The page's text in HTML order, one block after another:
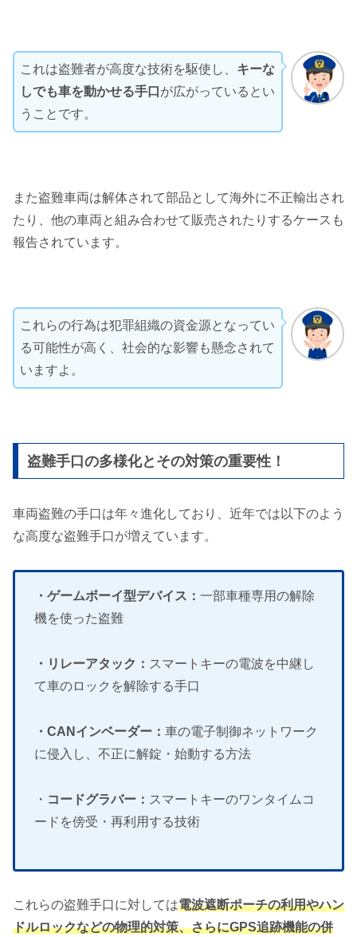
これは盗難者が高度な技術を駆使し、 キーな
しでも車を動かせる手口 が広がっているとい
うことです。
また盗難車両は解体されて部品として海外に不正輸出され
たり、他の車両と組み合わせて販売されたりするケースも
報告されています。
これらの行為は犯罪組織の資金源となってい
る可能性が高く、社会的な影響も懸念されて
いますよ。
盗難手口の多様化とその対策の重要性！
車両盗難の手口は年々進化しており、近年では以下のよう
な高度な盗難手口が増えています。
・ゲームボーイ型デバイス： 一部車種専用の解除
機を使った盗難
・リレーアタック： スマートキーの電波を中継し
て車のロックを解除する手口
・CANインベーダー： 車の電子制御ネットワーク
に侵入し、不正に解錠・始動する方法
・ コードグラバー： スマートキーのワンタイムコ
ードを傍受・再利用する技術
これらの盗難手口に対しては電波遮断ポーチの利用やハン
ドルロックなどの物理的対策、さらにGPS追跡機能の併